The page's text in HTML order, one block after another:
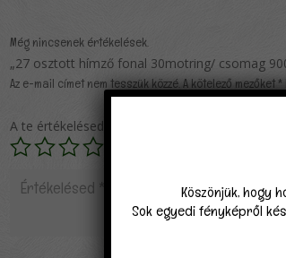
Még nincsenek értékelések.
„27 osztott hímző fonal 30motring/ csomag
Az e-mail címet nem tesszük közzé.A kötelező mezőket*
A te értékelésed
Köszönjük, hogy
Sok egyedi fényképről